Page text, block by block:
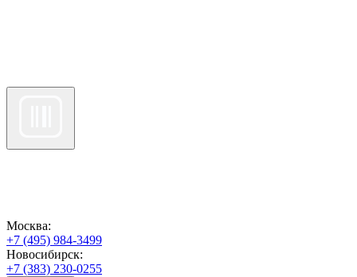
Москва:
+7 (495) 984-3499
Новосибирск:
+7 (383) 230-0255